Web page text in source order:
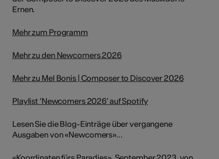
Ernen.
Mehr zum Programm
Mehr zu den Newcomers 2026
Mehr zu Mel Bonis | Composer to Discover 2026
Playlist ‘Newcomers 2026’ auf Spotify
Lesen Sie die Blog-Einträge über vergangene
Ausgaben von «Newcomers»…